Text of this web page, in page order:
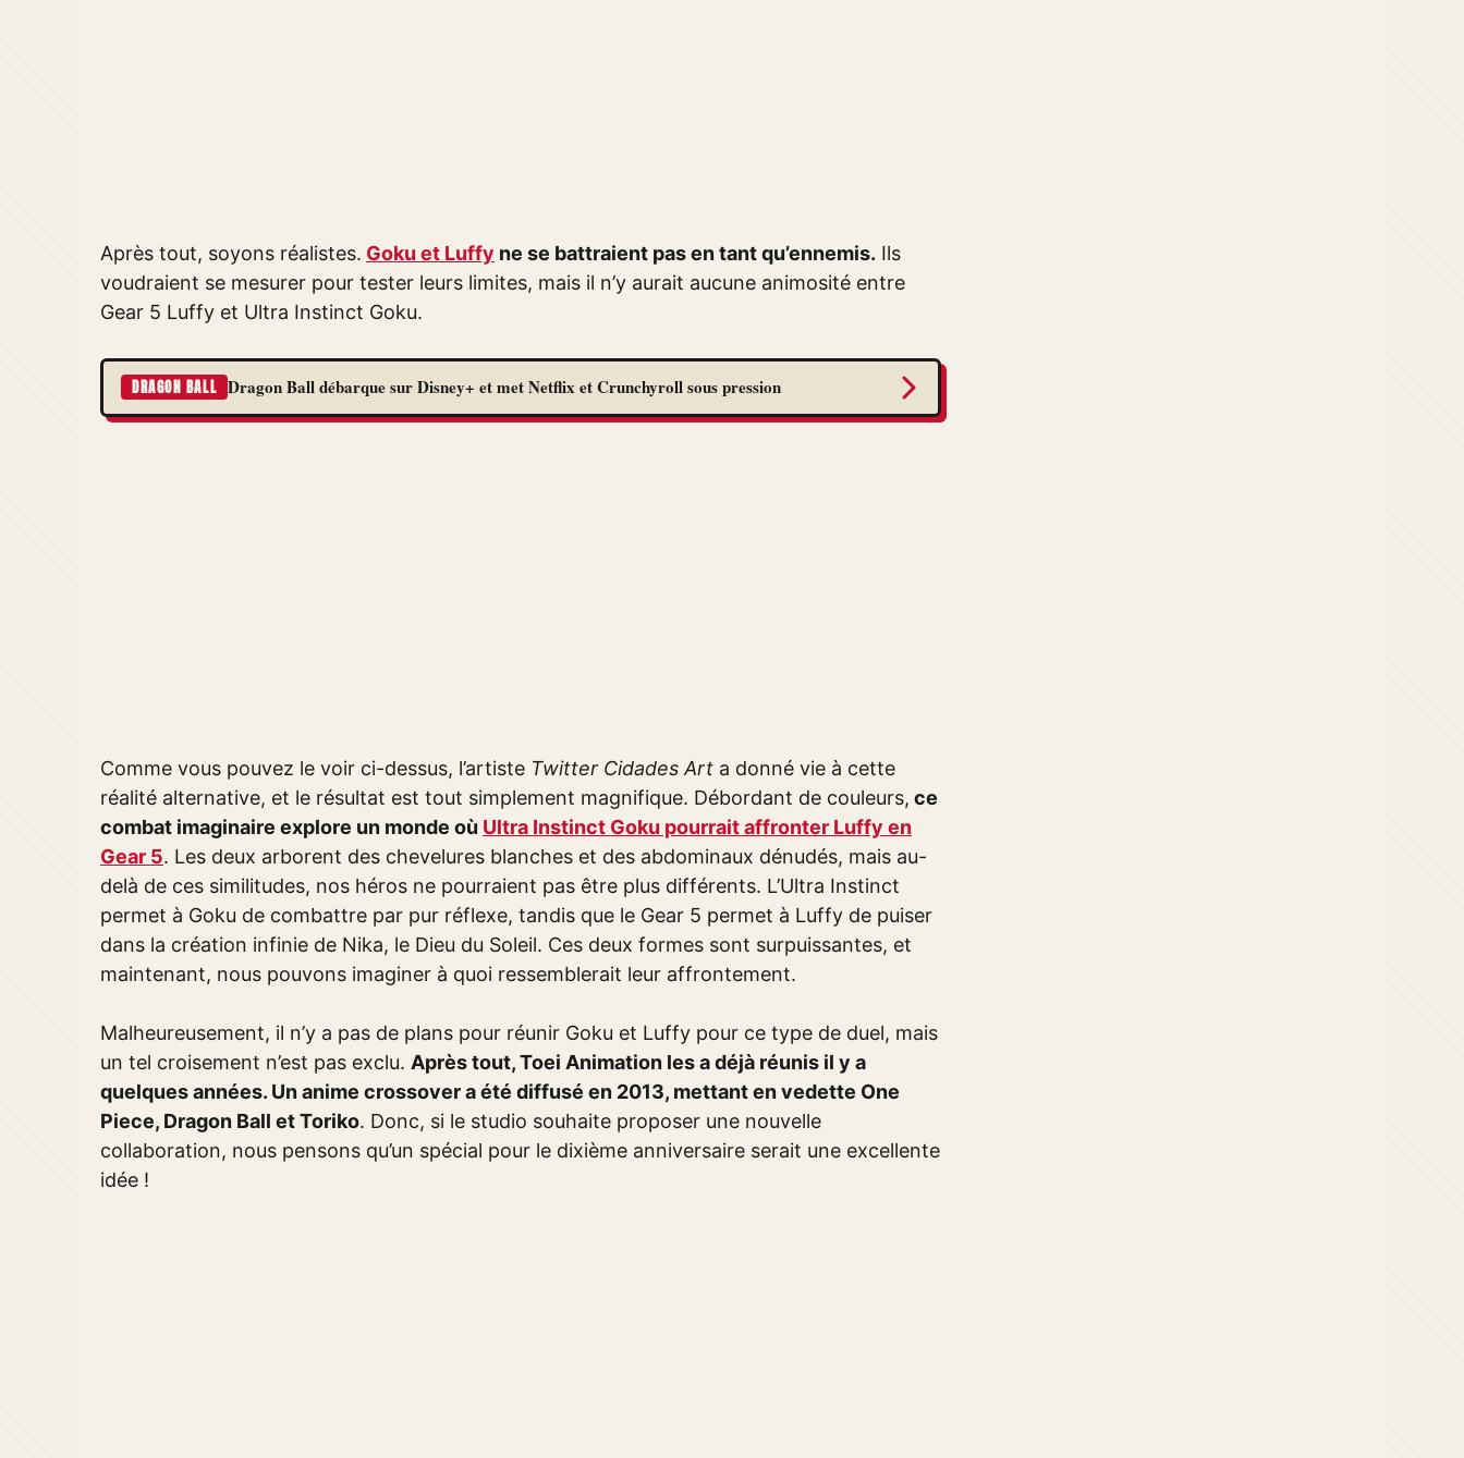
Après tout, soyons réalistes. Goku et Luffy ne se battraient pas en tant qu’ennemis. Ils
voudraient se mesurer pour tester leurs limites, mais il n’y aurait aucune animosité entre
Gear 5 Luffy et Ultra Instinct Goku.
DRAGON BALL Dragon Ball débarque sur Disney+ et met Netflix et Crunchyroll sous pression
Comme vous pouvez le voir ci-dessus, l’artiste Twitter Cidades Art a donné vie à cette
réalité alternative, et le résultat est tout simplement magnifique. Débordant de couleurs, ce
combat imaginaire explore un monde où Ultra Instinct Goku pourrait affronter Luffy en
Gear 5. Les deux arborent des chevelures blanches et des abdominaux dénudés, mais au-
delà de ces similitudes, nos héros ne pourraient pas être plus différents. L’Ultra Instinct
permet à Goku de combattre par pur réflexe, tandis que le Gear 5 permet à Luffy de puiser
dans la création infinie de Nika, le Dieu du Soleil. Ces deux formes sont surpuissantes, et
maintenant, nous pouvons imaginer à quoi ressemblerait leur affrontement.
Malheureusement, il n’y a pas de plans pour réunir Goku et Luffy pour ce type de duel, mais
un tel croisement n’est pas exclu. Après tout, Toei Animation les a déjà réunis il y a
quelques années. Un anime crossover a été diffusé en 2013, mettant en vedette One
Piece, Dragon Ball et Toriko. Donc, si le studio souhaite proposer une nouvelle
collaboration, nous pensons qu’un spécial pour le dixième anniversaire serait une excellente
idée !